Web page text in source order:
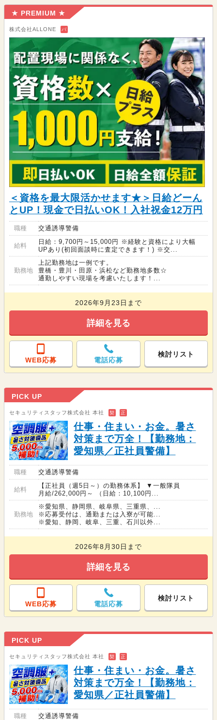
★ PREMIUM ★
株式会社ALLONE バ
＜資格を最大限活かせます★＞日給どーん
とUP！現金で日払いOK！入社祝金12万円
職種 交通誘導警備
給料
日給：9,700円～15,000円 ※経験と資格により大幅
UPあり(初回面談時に査定できます！) ※交...
勤務地
上記勤務地は一例です。
豊橋・豊川・田原・浜松など勤務地多数☆
通勤しやすい現場を考慮いたします！...
2026年9月23日まで
詳細を見る
WEB応募 電話応募
検討リスト
PICK UP
セキュリティスタッフ株式会社 本社 契 正
仕事・住まい・お金。暑さ
対策まで万全！【勤務地：
愛知県／正社員警備】
職種 交通誘導警備
給料
【正社員（週5日～）の勤務体系】 ▼一般隊員
月給/262,000円～ （日給：10,100円...
勤務地
※愛知県、静岡県、岐阜県、三重県、...
※応募受付は、通勤または入寮が可能...
※愛知、静岡、岐阜、三重、石川以外...
2026年8月30日まで
詳細を見る
WEB応募 電話応募
検討リスト
PICK UP
セキュリティスタッフ株式会社 本社 契 正
仕事・住まい・お金。暑さ
対策まで万全！【勤務地：
愛知県／正社員警備】
職種 交通誘導警備